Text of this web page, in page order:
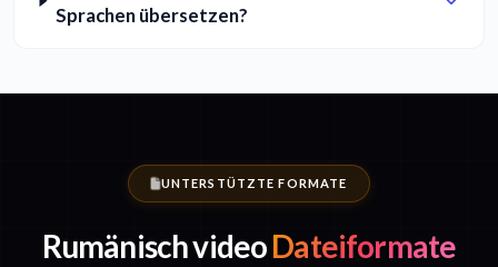
Sprachen übersetzen?
UNTERSTÜTZTE FORMATE
Rumänisch videoDateiformate